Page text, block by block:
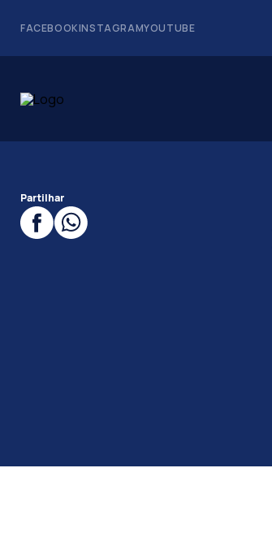
FACEBOOKINSTAGRAMYOUTUBE
Partilhar